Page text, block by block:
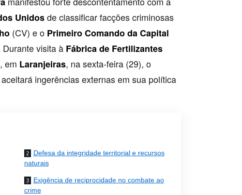
Unidosde classificar facções criminosas
(CV) e o Primeiro Comando da Capital
visita à Fábrica de Fertilizantes
em Laranjeiras, na sexta-feira (29), o
ingerências externas em sua política
Defesa da integridade territorial e recursos
naturais
Exigência de reciprocidade no combate ao
crime